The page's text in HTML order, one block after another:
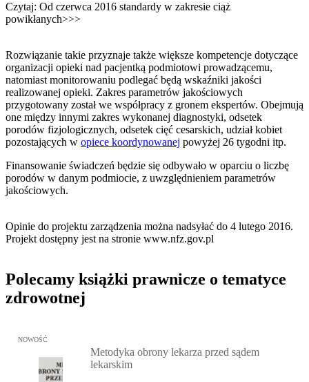
Czytaj: Od czerwca 2016 standardy w zakresie ciąż
powikłanych>>>
Rozwiązanie takie przyznaje także większe kompetencje dotyczące
organizacji opieki nad pacjentką podmiotowi prowadzącemu,
natomiast monitorowaniu podlegać będą wskaźniki jakości
realizowanej opieki. Zakres parametrów jakościowych
przygotowany został we współpracy z gronem ekspertów. Obejmują
one między innymi zakres wykonanej diagnostyki, odsetek
porodów fizjologicznych, odsetek cięć cesarskich, udział kobiet
pozostających w opiece koordynowanej powyżej 26 tygodni itp.
Finansowanie świadczeń będzie się odbywało w oparciu o liczbę
porodów w danym podmiocie, z uwzględnieniem parametrów
jakościowych.
Opinie do projektu zarządzenia można nadsyłać do 4 lutego 2016.
Projekt dostępny jest na stronie www.nfz.gov.pl
Polecamy książki prawnicze o tematyce
zdrowotnej
Przejdź do: Metodyka obrony lekarza przed sądem lekarskim,
NOWOŚĆ
Metodyka obrony lekarza przed sądem
lekarskim